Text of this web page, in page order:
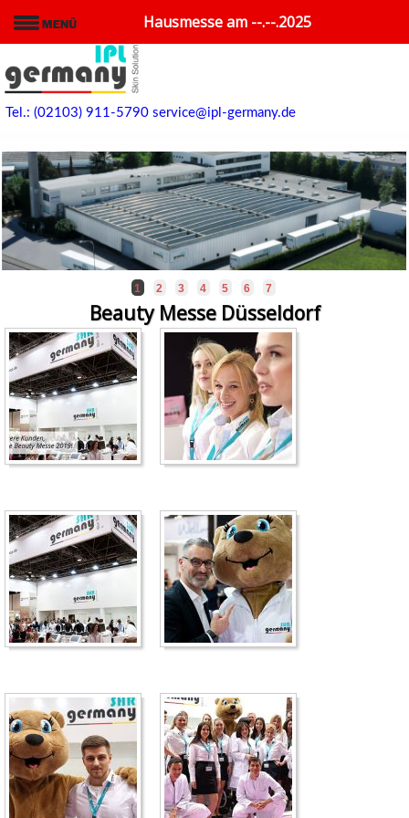
Hausmesse am --.--.2025
Tel.: (02103) 911-5790 service@ipl-germany.de
1 2 3 4 5 6 7
Beauty Messe Düsseldorf